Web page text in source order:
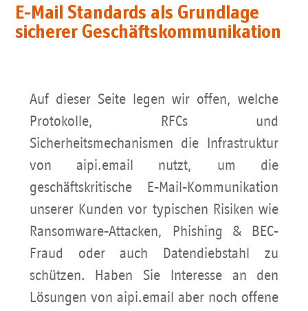
E-Mail Archivierung
E-Mail Relay
Backup Mailserver
Sicherheits-Sensibilisierung
Sicherheits-Berichte
INFO E-Mail-Standards
INFO FAQ für Postmaster
E-Mail Standards als Grundlage
sicherer Geschäftskommunikation
Auf dieser Seite legen wir offen, welche
Protokolle, RFCs und
Sicherheitsmechanismen die Infrastruktur
von aipi.email nutzt, um die
geschäftskritische E-Mail-Kommunikation
unserer Kunden vor typischen Risiken wie
Ransomware-Attacken, Phishing & BEC-
Fraud oder auch Datendiebstahl zu
schützen. Haben Sie Interesse an den
Lösungen von aipi.email aber noch offene